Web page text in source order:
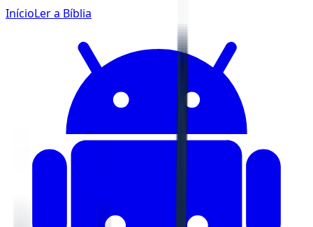
InícioLer a Bíblia